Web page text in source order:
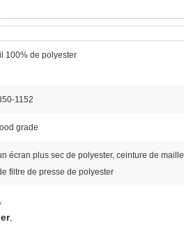
100% de polyester
1152
grade
écran plus sec de polyester, ceinture de maille
filtre de presse de polyester
,
,